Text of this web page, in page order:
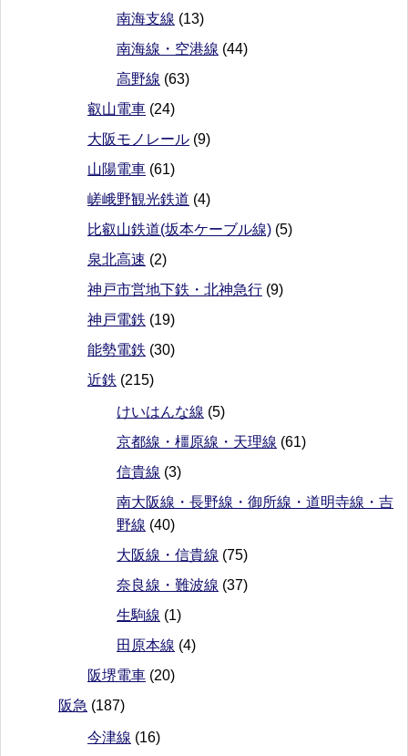
南海支線 (13)
南海線・空港線 (44)
高野線 (63)
叡山電車 (24)
大阪モノレール (9)
山陽電車 (61)
嵯峨野観光鉄道 (4)
比叡山鉄道(坂本ケーブル線) (5)
泉北高速 (2)
神戸市営地下鉄・北神急行 (9)
神戸電鉄 (19)
能勢電鉄 (30)
近鉄 (215)
けいはんな線 (5)
京都線・橿原線・天理線 (61)
信貴線 (3)
南大阪線・長野線・御所線・道明寺線・吉
野線 (40)
大阪線・信貴線 (75)
奈良線・難波線 (37)
生駒線 (1)
田原本線 (4)
阪堺電車 (20)
阪急 (187)
今津線 (16)